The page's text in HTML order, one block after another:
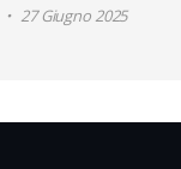
27 Giugno 2025